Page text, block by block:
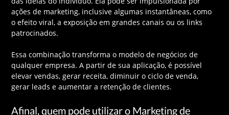
ações de marketing, inclusive algumas instantâneas, como
o efeito viral, a exposição em grandes canais ou os links
patrocinados.
Essa combinação transforma o modelo de negócios de
qualquer empresa. A partir de sua aplicação, é possível
elevar vendas, gerar receita, diminuir o ciclo de venda,
gerar leads e aumentar a retenção de clientes.
Afinal, quem pode utilizar o Marketing de